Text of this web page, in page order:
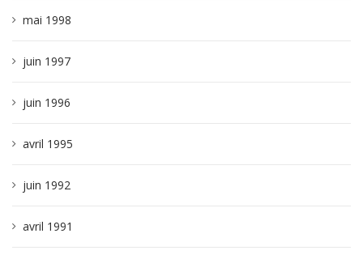
mai 1998
juin 1997
juin 1996
avril 1995
juin 1992
avril 1991